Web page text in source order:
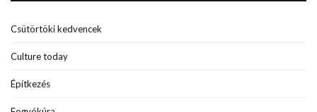
Csütörtöki kedvencek
Culture today
Építkezés